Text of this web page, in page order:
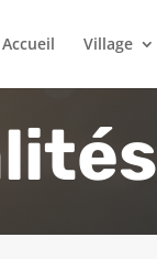
Accueil Village